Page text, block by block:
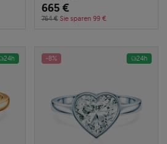
665 €
764 € Sie sparen 99 €
24h -8% 24h